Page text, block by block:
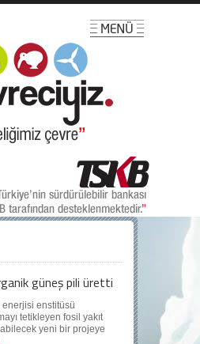
güneş pili üretti
enstitüsü
tetikleyen fosil yakıt
yeni bir projeye